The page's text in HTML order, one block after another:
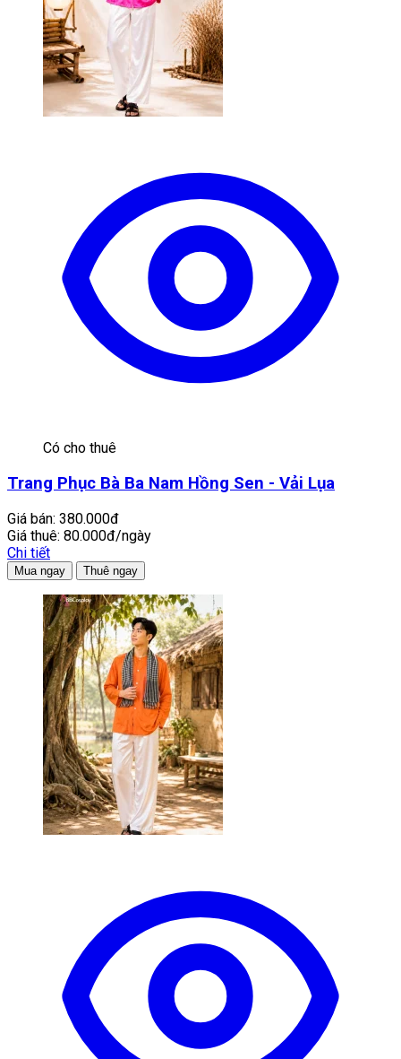
Có cho thuê
Trang Phục Bà Ba Nam Hồng Sen - Vải Lụa
Giá bán: 380.000đ
Giá thuê: 80.000đ/ngày
Chi tiết
Mua ngay Thuê ngay